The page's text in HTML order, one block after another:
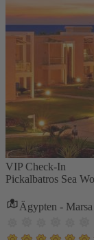
VIP Check-In
Pickalbatros Sea
Ägypten -